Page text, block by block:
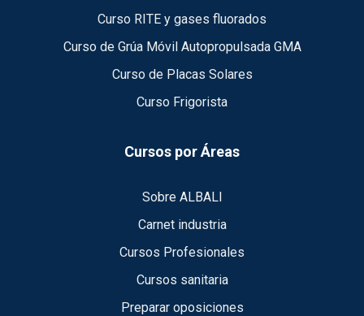
Curso RITE y gases fluorados
Curso de Grúa Móvil Autopropulsada GMA
Curso de Placas Solares
Curso Frigorista
Cursos por Áreas
Sobre ALBALI
Carnet industria
Cursos Profesionales
Cursos sanitaria
Preparar oposiciones